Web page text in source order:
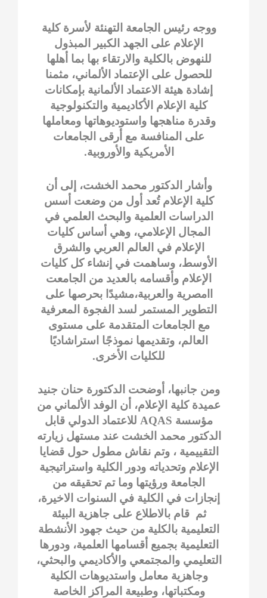
ووجه رئيس الجامعة التهنئة لأسرة كلية
الإعلام على الجهد الكبير المبذول
للنهوض بالكلية والارتقاء بها بما أهلها
للحصول على الإعتماد الألماني، مثمنا
إشادة هيئة الاعتماد الألمانية بإمكانات
كلية الإعلام الأكاديمية والتكنولوجية
وقدرة مناهجها واستوديوهاتها ومعاملها
على المنافسة مع أرقى الجامعات
الأمريكية والأوروبية.
وأشار الدكتور محمد الخشت، إلى أن
كلية الإعلام تُعد أول من وضعت أسس
الدراسات العلمية والبحث العلمي في
المجال الإعلامي، وهي أساس كليات
الإعلام في العالم العربي والشرق
الأوسط، وساهمت في إنشاء كل كليات
الإعلام وأقسامه بالعديد من الجامعت
اامصرية والعربية،مشيدًا بحرصها على
التطوير المستمر لسد الفجوة المعرفية
مع الجامعات المتقدمة على مستوى
العالم، وتقديمها نموذجًا استراشاديًا
للكليات الأخرى.
ومن جانبها، أوضحت الدكتورة حنان جنيد
عميدة كلية الإعلام، أن الوفد الألماني من
مؤسسة AQAS للاعتماد الدولي قابل
الدكتور محمد الخشت عند مستهل زيارته
التقييمية ، وتم نقاش مطول حول قضايا
الإعلام وتحدياته ودور الكلية واستراتيجية
الجامعة ورؤيتها وما تم تحقيقه من
إنجازات في الكلية في السنوات الاخيرة،
ثم قام بالاطلاع على جاهزية البيئة
التعليمية بالكلية من حيث جهود الأنشطة
التعليمية بجميع أقسامها العلمية، ودورها
التعليمي والمجتمعي والأكاديمي والبحثي،
وجاهزية معامل واستديوهات الكلية
ومكتباتها، وطبيعة المراكز الخاصة